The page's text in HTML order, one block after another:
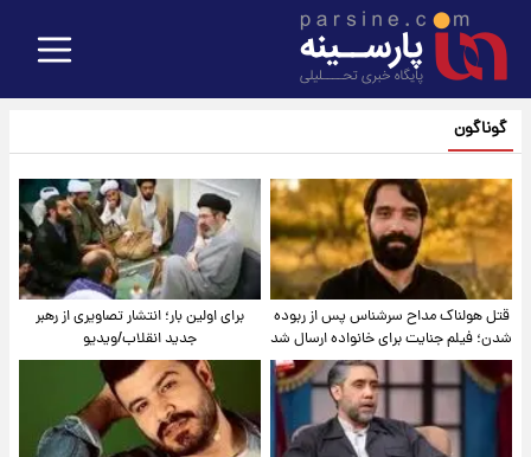
گوناگون
قتل هولناک مداح سرشناس پس از ربوده
شدن؛ فیلم جنایت برای خانواده ارسال شد
برای اولین بار؛ انتشار تصاویری از رهبر
جدید انقلاب/ویدیو